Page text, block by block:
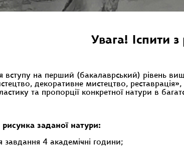
Увага! Іспити
вступу на перший (бакалаврський) рівень
декоративне мистецтво,
та пропорції конкретної натури в
заданої натури:
завдання 4 академічні години;